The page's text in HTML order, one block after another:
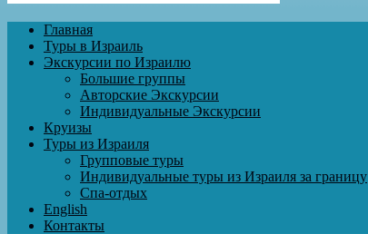
Главная
Туры в Израиль
Экскурсии по Израилю
Большие группы
Авторские Экскурсии
Индивидуальные Экскурсии
Круизы
Туры из Израиля
Групповые туры
Индивидуальные туры из Израиля за границу
Спа-отдых
English
Контакты